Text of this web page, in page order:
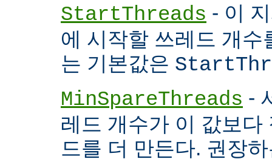
StartThreads - 이
에 시작할 쓰레드 개수
는 기본값은
MinSpareThreads -
레드 개수가 이 값보다
드를 더 만든다. 권장